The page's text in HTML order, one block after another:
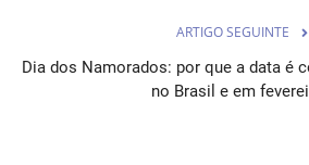
ARTIGO SEGUINTE
Dia dos Namorados: por que a data é
no Brasil e em